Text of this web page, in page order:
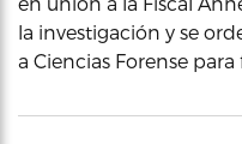
la investigación y se
a Ciencias Forense